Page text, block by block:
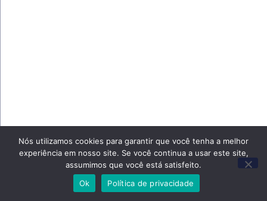
Nós utilizamos cookies para garantir que você tenha a melhor
experiência em nosso site. Se você continua a usar este site,
assumimos que você está satisfeito.
Ok
Política de privacidade